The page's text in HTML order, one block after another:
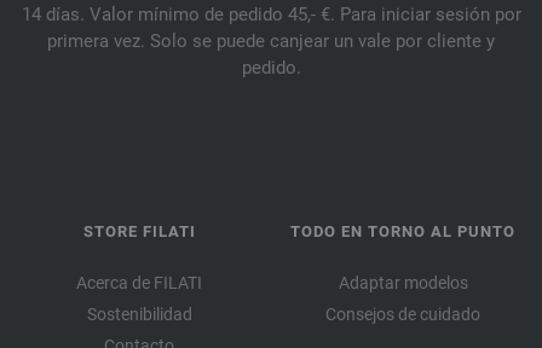
14 días. Valor mínimo de pedido 45,- €. Para iniciar sesión por
primera vez. Solo se puede canjear un vale por cliente y
pedido.
STORE FILATI
Acerca de FILATI
Sostenibilidad
TODO EN TORNO AL PUNTO
Adaptar modelos
Consejos de cuidado